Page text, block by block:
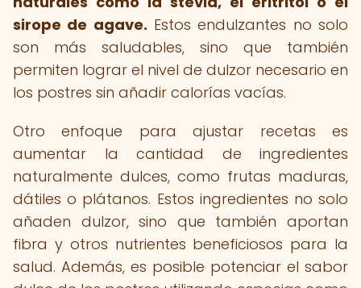
sirope de agave. Estos endulzantes no solo
son más saludables, sino que también
permiten lograr el nivel de dulzor necesario en
los postres sin añadir calorías vacías.
Otro enfoque para ajustar recetas es
aumentar la cantidad de ingredientes
naturalmente dulces, como frutas maduras,
dátiles o plátanos. Estos ingredientes no solo
añaden dulzor, sino que también aportan
fibra y otros nutrientes beneficiosos para la
salud. Además, es posible potenciar el sabor